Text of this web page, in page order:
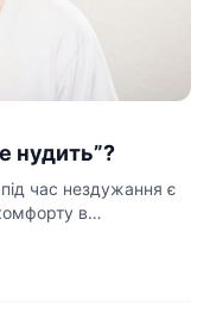
нудить”?
під час нездужання є
в…